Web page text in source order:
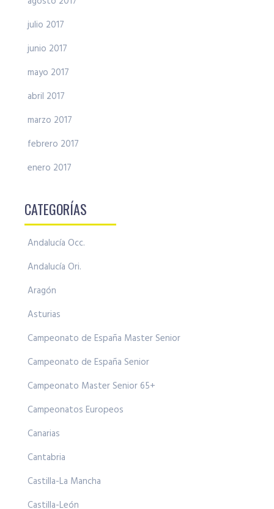
julio 2017
junio 2017
mayo 2017
abril 2017
marzo 2017
febrero 2017
enero 2017
CATEGORÍAS
Andalucía Occ.
Andalucía Ori.
Aragón
Asturias
Campeonato de España Master Senior
Campeonato de España Senior
Campeonato Master Senior 65+
Campeonatos Europeos
Canarias
Cantabria
Castilla-La Mancha
Castilla-León